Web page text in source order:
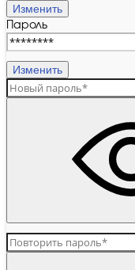
Изменить
Пароль
Изменить